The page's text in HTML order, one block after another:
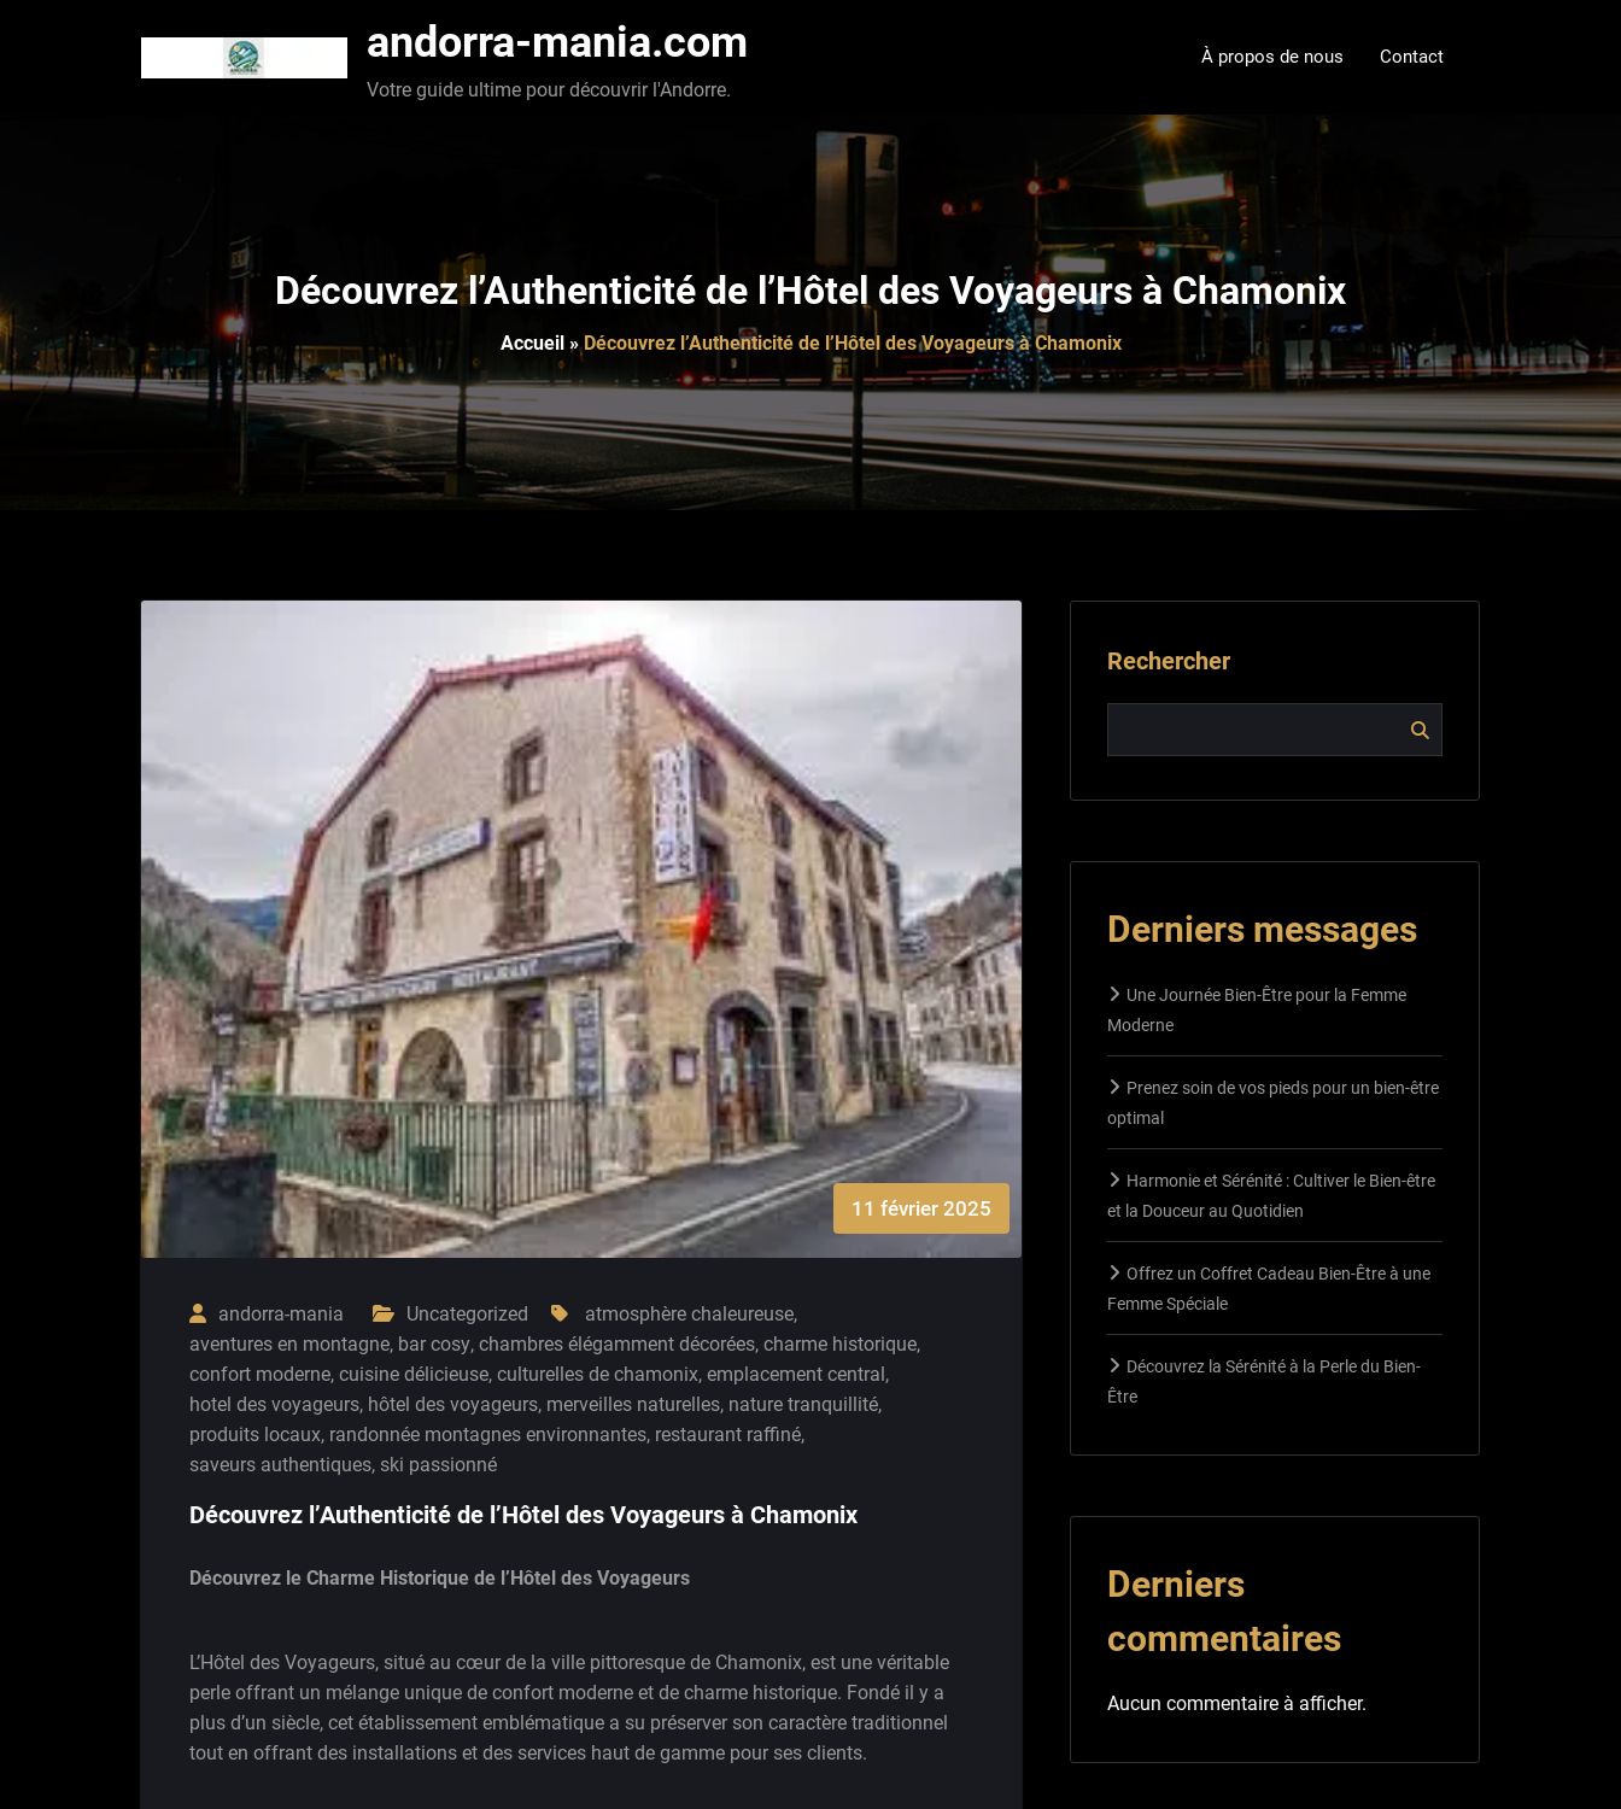
andorra-mania.com
Votre guide ultime pour découvrir l'Andorre.
À propos de nous Contact
Découvrez l’Authenticité de l’Hôtel des Voyageurs à Chamonix
Accueil»Découvrez l’Authenticité de l’Hôtel des Voyageurs à Chamonix
11 février 2025
andorra-mania Uncategorized atmosphère chaleureuse,
aventures en montagne, bar cosy, chambres élégamment décorées, charme historique,
confort moderne, cuisine délicieuse, culturelles de chamonix, emplacement central,
hotel des voyageurs, hôtel des voyageurs, merveilles naturelles, nature tranquillité,
produits locaux, randonnée montagnes environnantes, restaurant raffiné,
saveurs authentiques, ski passionné
Découvrez l’Authenticité de l’Hôtel des Voyageurs à Chamonix
Découvrez le Charme Historique de l’Hôtel des Voyageurs
L’Hôtel des Voyageurs, situé au cœur de la ville pittoresque de Chamonix, est une véritable
perle offrant un mélange unique de confort moderne et de charme historique. Fondé il y a
plus d’un siècle, cet établissement emblématique a su préserver son caractère traditionnel
tout en offrant des installations et des services haut de gamme pour ses clients.
Rechercher
Derniers messages
Une Journée Bien-Être pour la Femme
Moderne
Prenez soin de vos pieds pour un bien-être
optimal
Harmonie et Sérénité : Cultiver le Bien-être
et la Douceur au Quotidien
Offrez un Coffret Cadeau Bien-Être à une
Femme Spéciale
Découvrez la Sérénité à la Perle du Bien-
Être
Derniers
commentaires
Aucun commentaire à afficher.